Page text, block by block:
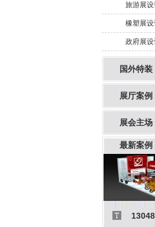
旅游展
橡塑展
政府展
国外特装
展厅案例
展会主场
最新案例